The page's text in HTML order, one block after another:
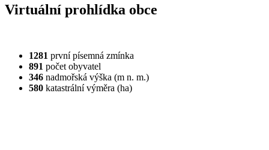
Virtuální prohlídka obce
1281 první písemná zmínka
891 počet obyvatel
346 nadmořská výška (m n. m.)
580 katastrální výměra (ha)